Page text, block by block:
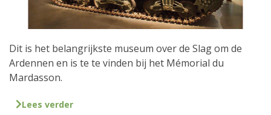
Dit is het belangrijkste museum over de Slag om de
Ardennen en is te te vinden bij het Mémorial du
Mardasson.
Lees verder